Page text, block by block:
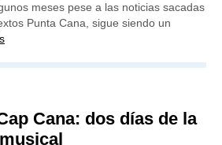
meses pese a las noticias sacadas
Punta Cana, sigue siendo un
Cana: dos días de la